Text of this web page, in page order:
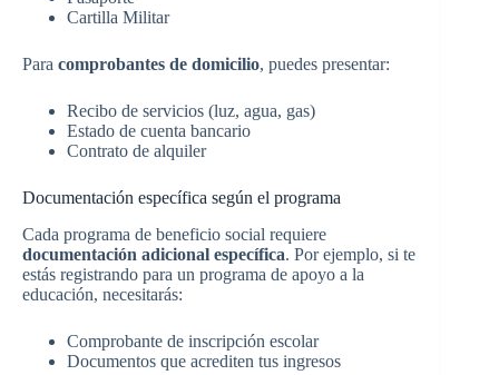
Cartilla Militar
Para comprobantes de domicilio, puedes presentar:
Recibo de servicios (luz, agua, gas)
Estado de cuenta bancario
Contrato de alquiler
Documentación específica según el programa
Cada programa de beneficio social requiere
documentación adicional específica. Por ejemplo, si te
estás registrando para un programa de apoyo a la
educación, necesitarás:
Comprobante de inscripción escolar
Documentos que acrediten tus ingresos